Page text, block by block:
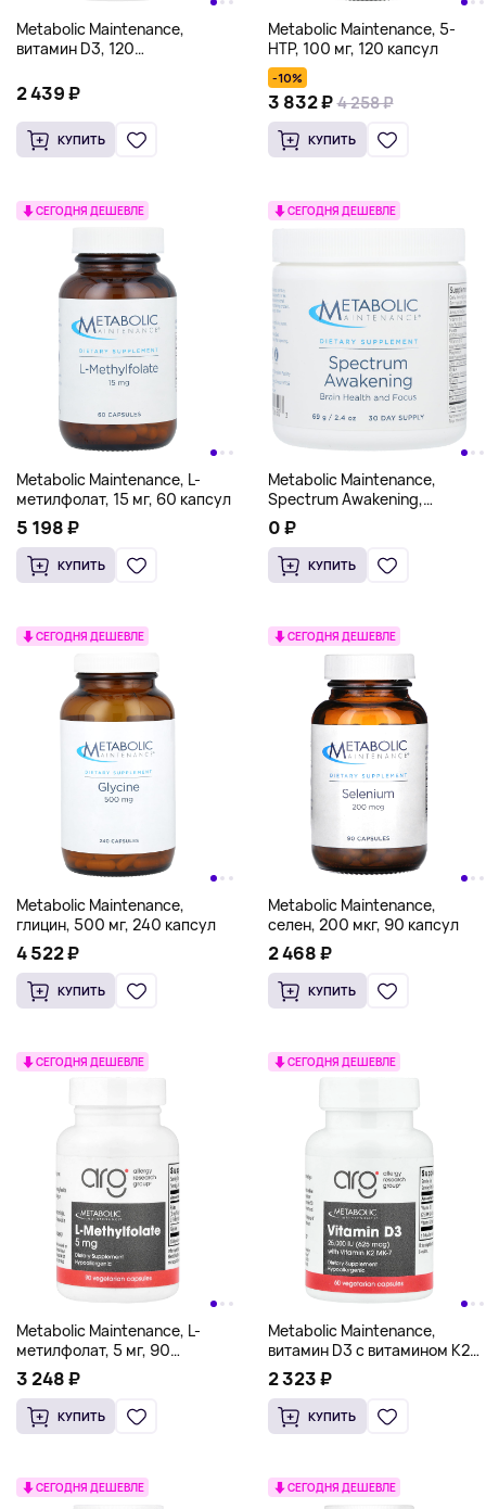
Metabolic Maintenance,
витамин D3, 120
2 439 ₽
КУПИТЬ
Metabolic Maintenance, 5-
HTP, 100 мг, 120 капсул
-10%
3 832 ₽ 4 258 ₽
КУПИТЬ
СЕГОДНЯ ДЕШЕВЛЕ
Metabolic Maintenance, L-
метилфолат, 15 мг, 60 капсул
5 198 ₽
КУПИТЬ
СЕГОДНЯ ДЕШЕВЛЕ
Metabolic Maintenance,
Spectrum Awakening,
пробуждающий спектр
действия, 69 г (2,4 унции)
0 ₽
КУПИТЬ
СЕГОДНЯ ДЕШЕВЛЕ
Metabolic Maintenance,
глицин, 500 мг, 240 капсул
4 522 ₽
КУПИТЬ
СЕГОДНЯ ДЕШЕВЛЕ
Metabolic Maintenance,
селен, 200 мкг, 90 капсул
2 468 ₽
КУПИТЬ
СЕГОДНЯ ДЕШЕВЛЕ
Metabolic Maintenance, L-
метилфолат, 5 мг, 90
вегетарианских капсул
3 248 ₽
КУПИТЬ
СЕГОДНЯ ДЕШЕВЛЕ
Metabolic Maintenance,
витамин D3 с витамином K2
MK-7, 60 растительных
капсул
2 323 ₽
КУПИТЬ
СЕГОДНЯ ДЕШЕВЛЕ СЕГОДНЯ ДЕШЕВЛЕ